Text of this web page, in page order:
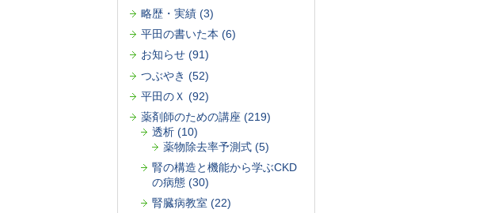
略歴・実績 (3)
平田の書いた本 (6)
お知らせ (91)
つぶやき (52)
平田のＸ (92)
薬剤師のための講座 (219)
透析 (10)
薬物除去率予測式 (5)
腎の構造と機能から学ぶCKD
の病態 (30)
腎臓病教室 (22)